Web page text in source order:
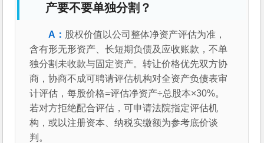
产要不要单独分割？
股权价值以公司整体净资产评估为准，
含有形无形资产、长短期负债及应收账款，不单
独分割未收款与固定资产。转让价格优先双方协
商，协商不成可聘请评估机构对全资产负债表审
计评估，每股价格=评估净资产÷总股本×30%。
若对方拒绝配合评估，可申请法院指定评估机
构，或以注册资本、纳税实缴额为参考底价谈
判。